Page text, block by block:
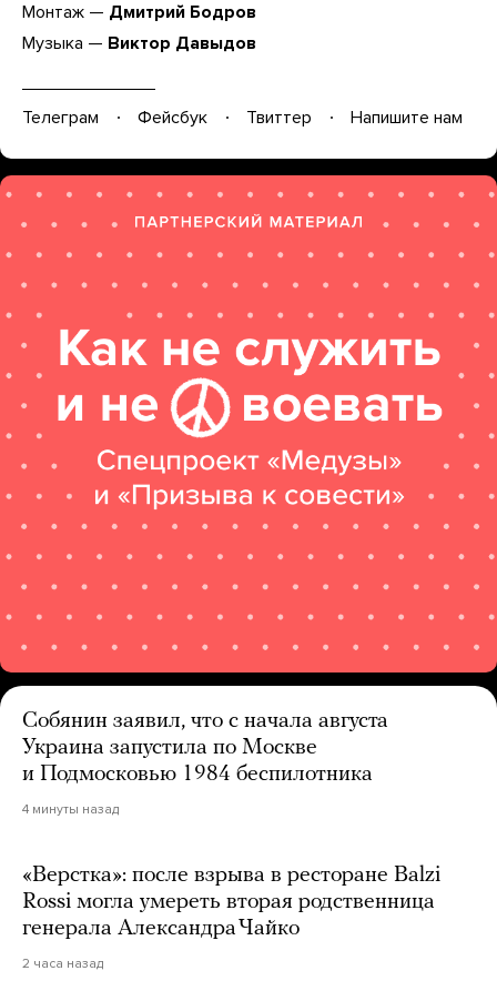
Монтаж — Дмитрий Бодров
Музыка — Виктор Давыдов
Телеграм Фейсбук Твиттер Напишите нам
Собянин заявил, что с начала августа
Украина запустила по Москве
и Подмосковью 1984 беспилотника
4 минуты назад
«Верстка»: после взрыва в ресторане Balzi
Rossi могла умереть вторая родственница
генерала Александра Чайко
2 часа назад